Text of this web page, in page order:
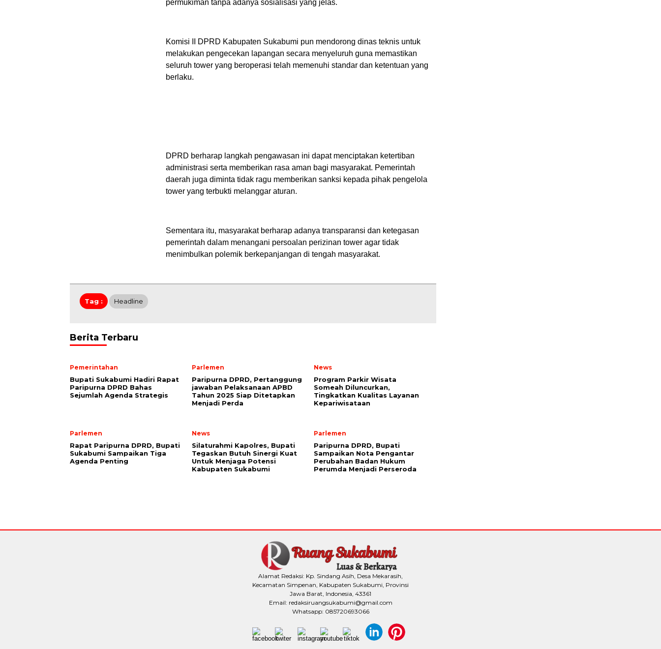
permukiman tanpa adanya sosialisasi yang jelas.
Komisi II DPRD Kabupaten Sukabumi pun mendorong dinas teknis untuk
melakukan pengecekan lapangan secara menyeluruh guna memastikan
seluruh tower yang beroperasi telah memenuhi standar dan ketentuan yang
berlaku.
DPRD berharap langkah pengawasan ini dapat menciptakan ketertiban
administrasi serta memberikan rasa aman bagi masyarakat. Pemerintah
daerah juga diminta tidak ragu memberikan sanksi kepada pihak pengelola
tower yang terbukti melanggar aturan.
Sementara itu, masyarakat berharap adanya transparansi dan ketegasan
pemerintah dalam menangani persoalan perizinan tower agar tidak
menimbulkan polemik berkepanjangan di tengah masyarakat.
Tag : Headline
Berita Terbaru
Pemerintahan
Bupati Sukabumi Hadiri Rapat
Paripurna DPRD Bahas
Sejumlah Agenda Strategis
Parlemen
Paripurna DPRD, Pertanggung
jawaban Pelaksanaan APBD
Tahun 2025 Siap Ditetapkan
Menjadi Perda
News
Program Parkir Wisata
Someah Diluncurkan,
Tingkatkan Kualitas Layanan
Kepariwisataan
Parlemen
Rapat Paripurna DPRD, Bupati
Sukabumi Sampaikan Tiga
Agenda Penting
News
Silaturahmi Kapolres, Bupati
Tegaskan Butuh Sinergi Kuat
Untuk Menjaga Potensi
Kabupaten Sukabumi
Parlemen
Paripurna DPRD, Bupati
Sampaikan Nota Pengantar
Perubahan Badan Hukum
Perumda Menjadi Perseroda
Alamat Redaksi: Kp. Sindang Asih, Desa Mekarasih,
Kecamatan Simpenan, Kabupaten Sukabumi, Provinsi
Jawa Barat, Indonesia, 43361
Email: redaksiruangsukabumi@gmail.com
Whatsapp: 085720693066